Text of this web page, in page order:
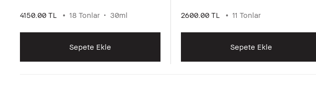
4150.00 TL 18 Tonlar 30ml
Sepete Ekle
2600.00 TL 11 Tonlar
Sepete Ekle